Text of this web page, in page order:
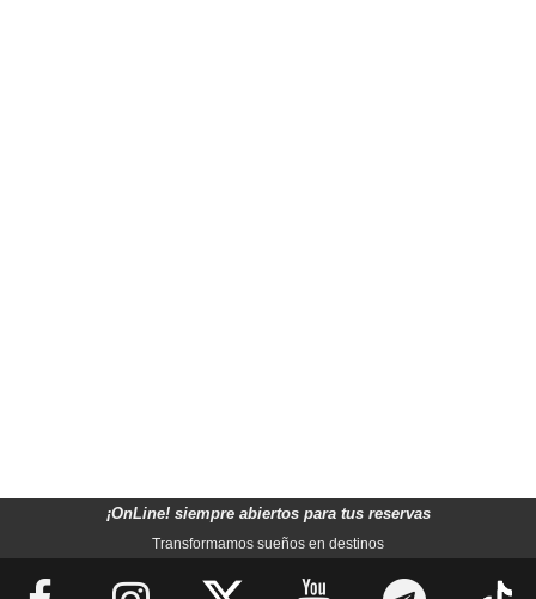
¡OnLine! siempre abiertos para tus reservas
Transformamos sueños en destinos